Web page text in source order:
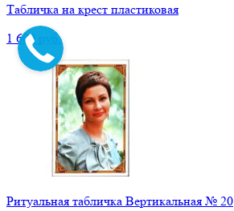
Табличка на крест пластиковая
1 600 руб.
Ритуальная табличка Вертикальная № 20